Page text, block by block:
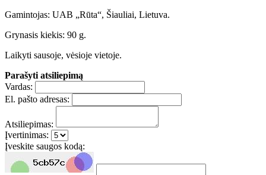
Gamintojas: UAB „Rūta“, Šiauliai, Lietuva.
Grynasis kiekis: 90 g.
Laikyti sausoje, vėsioje vietoje.
Parašyti atsiliepimą
Vardas:
El. pašto adresas:
Atsiliepimas:
Įvertinimas:
Įveskite saugos kodą: